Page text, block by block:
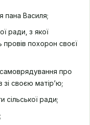
пана Василя;
ради, з якої
похорон своєї
про
своєю матір’ю;
сільської ради;